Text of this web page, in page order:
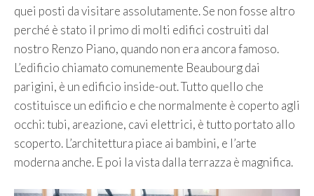
quei posti da visitare assolutamente. Se non fosse altro
perché è stato il primo di molti edifici costruiti dal
nostro Renzo Piano, quando non era ancora famoso.
L’edificio chiamato comunemente Beaubourg dai
parigini, è un edificio inside-out. Tutto quello che
costituisce un edificio e che normalmente è coperto agli
occhi: tubi, areazione, cavi elettrici, è tutto portato allo
scoperto. L’architettura piace ai bambini, e l’arte
moderna anche. E poi la vista dalla terrazza è magnifica.